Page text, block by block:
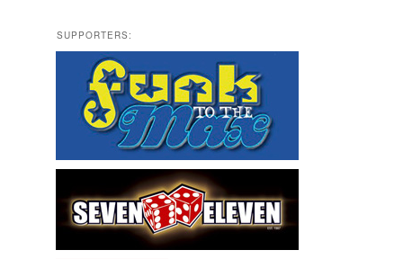
SUPPORTERS: